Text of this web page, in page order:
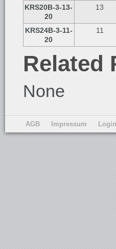
KRS20B-3-13-
20
13
KRS24B-3-11-
20
11
Related
None
AGB Impressum Login